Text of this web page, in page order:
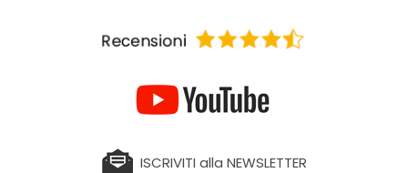
ISCRIVITI alla NEWSLETTER